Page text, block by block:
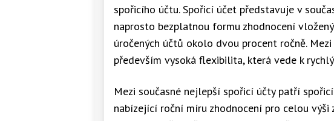
spořicího účtu. Spořicí účet představuje v
naprosto bezplatnou formu zhodnocení
úročených účtů okolo dvou procent ročně.
především vysoká flexibilita, která vede k
Mezi současné nejlepší spořicí účty patří
nabízející roční míru zhodnocení pro celou výši